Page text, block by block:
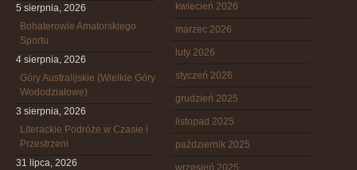
5 sierpnia, 2026
Bohaterowie Amatorskiego
Sportu
4 sierpnia, 2026
Góry Australijskie (Wielkie Góry
Wododziałowe)
3 sierpnia, 2026
Literackie Podróże w Czasie i
Przestrzeni
31 lipca, 2026
kwiecień 2026
marzec 2026
luty 2026
styczeń 2026
grudzień 2025
listopad 2025
październik 2025
wrzesień 2025